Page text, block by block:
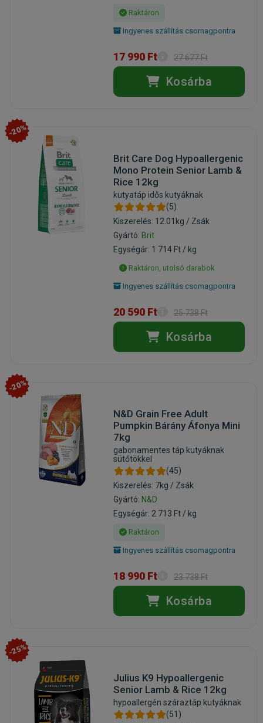
Raktáron
Ingyenes szállítás csomagpontra
17 990 Ft 27 677 Ft
Kosárba
-20%
Brit Care Dog Hypoallergenic
Mono Protein Senior Lamb &
Rice 12kg
kutyatáp idős kutyáknak
(5)
Kiszerelés: 12.01kg / Zsák
Gyártó: Brit
Egységár: 1 714 Ft / kg
Raktáron, utolsó darabok
Ingyenes szállítás csomagpontra
20 590 Ft 25 738 Ft
Kosárba
-20%
N&D Grain Free Adult
Pumpkin Bárány Áfonya Mini
7kg
gabonamentes táp kutyáknak
sütőtökkel
(45)
Kiszerelés: 7kg / Zsák
Gyártó: N&D
Egységár: 2 713 Ft / kg
Raktáron
Ingyenes szállítás csomagpontra
18 990 Ft 23 738 Ft
Kosárba
-25%
Julius K9 Hypoallergenic
Senior Lamb & Rice 12kg
hypoallergén száraztáp kutyáknak
(51)